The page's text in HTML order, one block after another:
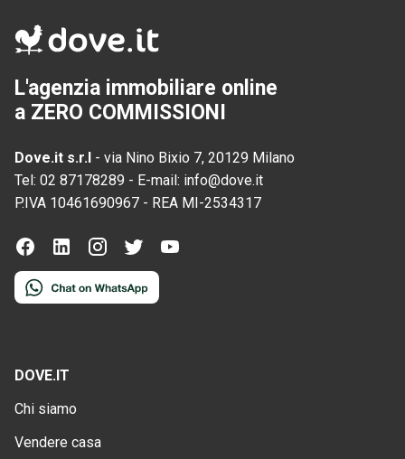
L'agenzia immobiliare online
a ZERO COMMISSIONI
Dove.it s.r.l - via Nino Bixio 7, 20129 Milano
Tel: 02 87178289 - E-mail: info@dove.it
P.IVA 10461690967 - REA MI-2534317
DOVE.IT
Chi siamo
Vendere casa